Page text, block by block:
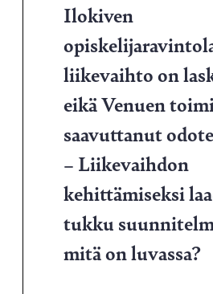
Ilokiven
liikevaihto on
eikä Venuen
saavuttanut
– Liikevaihdon
kehittämiseksi
tukku
mitä on luvassa?